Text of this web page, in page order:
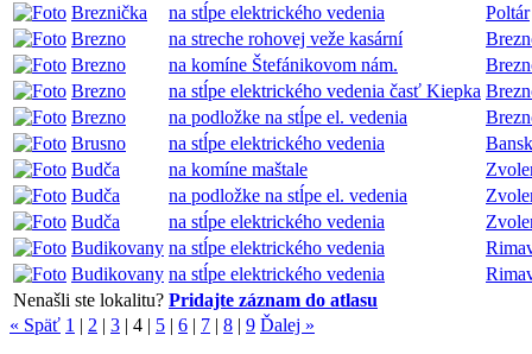
Breznička
na stĺpe elektrického vedenia
Poltár
Brezno
na streche rohovej veže kasární
Brezno
na komíne Štefánikovom nám.
Brezno
na stĺpe elektrického vedenia časť Kiepka
Brezno
na podložke na stĺpe el. vedenia
Brusno
na stĺpe elektrického vedenia
Budča
na komíne maštale
Budča
na podložke na stĺpe el. vedenia
Budča
na stĺpe elektrického vedenia
Budikovany na stĺpe elektrického vedenia
Budikovany na stĺpe elektrického vedenia
Nenašli ste lokalitu? Pridajte záznam do atlasu
« Späť 1 | 2 | 3 | 4 | 5 | 6 | 7 | 8 | 9 Ďalej »